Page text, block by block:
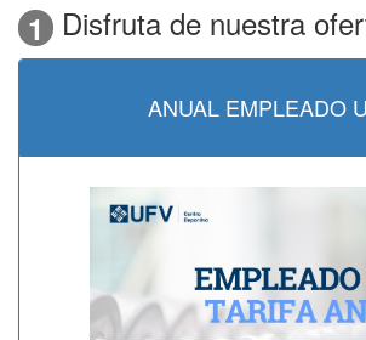
1 Disfruta de nuestra
ANUAL EMPLEADO